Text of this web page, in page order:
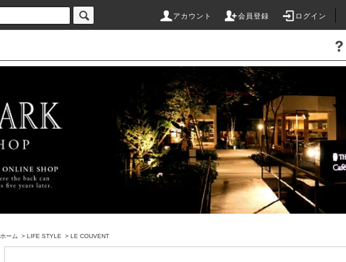
アカウント 会員登録 ログイン
ホーム > LIFE STYLE > LE COUVENT